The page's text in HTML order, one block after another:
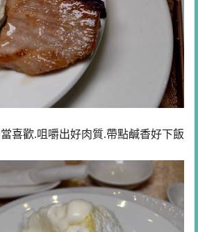
喜歡.咀嚼出好肉質.帶點鹹香好下飯